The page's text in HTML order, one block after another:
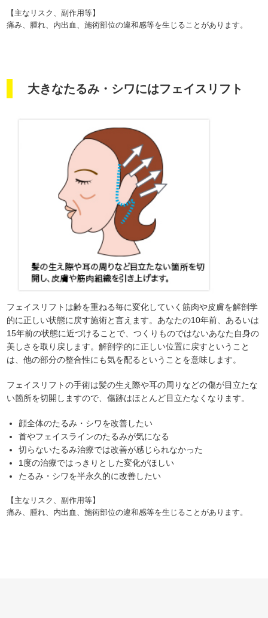
【主なリスク、副作用等】
痛み、腫れ、内出血、施術部位の違和感等を生じることがあります。
大きなたるみ・シワにはフェイスリフト
フェイスリフトは齢を重ねる毎に変化していく筋肉や皮膚を解剖学
的に正しい状態に戻す施術と言えます。あなたの10年前、あるいは
15年前の状態に近づけることで、つくりものではないあなた自身の
美しさを取り戻します。解剖学的に正しい位置に戻すということ
は、他の部分の整合性にも気を配るということを意味します。
フェイスリフトの手術は髪の生え際や耳の周りなどの傷が目立たな
い箇所を切開しますので、傷跡はほとんど目立たなくなります。
顔全体のたるみ・シワを改善したい
首やフェイスラインのたるみが気になる
切らないたるみ治療では改善が感じられなかった
1度の治療ではっきりとした変化がほしい
たるみ・シワを半永久的に改善したい
【主なリスク、副作用等】
痛み、腫れ、内出血、施術部位の違和感等を生じることがあります。